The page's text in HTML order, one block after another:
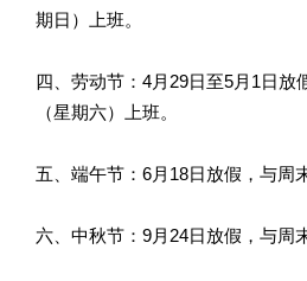
期日）上班。
四、劳动节：4月29日至5月1日放
（星期六）上班。
五、端午节：6月18日放假，与周
六、中秋节：9月24日放假，与周